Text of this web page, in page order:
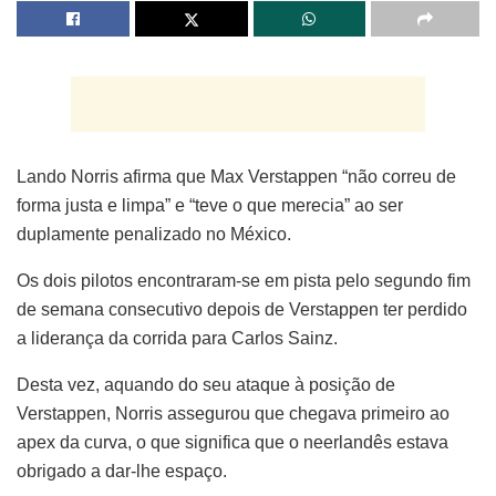
Lando Norris afirma que Max Verstappen “não correu de
forma justa e limpa” e “teve o que merecia” ao ser
duplamente penalizado no México.
Os dois pilotos encontraram-se em pista pelo segundo fim
de semana consecutivo depois de Verstappen ter perdido
a liderança da corrida para Carlos Sainz.
Desta vez, aquando do seu ataque à posição de
Verstappen, Norris assegurou que chegava primeiro ao
apex da curva, o que significa que o neerlandês estava
obrigado a dar-lhe espaço.